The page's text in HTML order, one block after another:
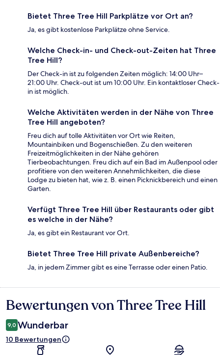
Bietet Three Tree Hill Parkplätze vor Ort an?
Ja, es gibt kostenlose Parkplätze ohne Service.
Welche Check-in- und Check-out-Zeiten hat Three
Tree Hill?
Der Check-in ist zu folgenden Zeiten möglich: 14:00 Uhr–
21:00 Uhr. Check-out ist um 10:00 Uhr. Ein kontaktloser Check-
in ist möglich.
Welche Aktivitäten werden in der Nähe von Three
Tree Hill angeboten?
Freu dich auf tolle Aktivitäten vor Ort wie Reiten,
Mountainbiken und Bogenschießen. Zu den weiteren
Freizeitmöglichkeiten in der Nähe gehören
Tierbeobachtungen. Freu dich auf ein Bad im Außenpool oder
profitiere von den weiteren Annehmlichkeiten, die diese
Lodge zu bieten hat, wie z. B. einen Picknickbereich und einen
Garten.
Verfügt Three Tree Hill über Restaurants oder gibt
es welche in der Nähe?
Ja, es gibt ein Restaurant vor Ort.
Bietet Three Tree Hill private Außenbereiche?
Ja, in jedem Zimmer gibt es eine Terrasse oder einen Patio.
Bewertungen
Bewertungen von Three Tree Hill
9,0 Wunderbar
10 Bewertungen